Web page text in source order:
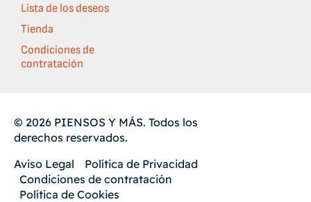
Lista de los deseos
Tienda
Condiciones de
contratación
© 2026 PIENSOS Y MÁS. Todos los
derechos reservados.
Aviso Legal
Política de Privacidad
Condiciones de contratación
Política de Cookies